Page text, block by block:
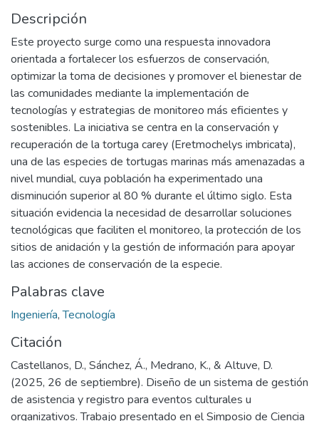
Descripción
Este proyecto surge como una respuesta innovadora
orientada a fortalecer los esfuerzos de conservación,
optimizar la toma de decisiones y promover el bienestar de
las comunidades mediante la implementación de
tecnologías y estrategias de monitoreo más eficientes y
sostenibles. La iniciativa se centra en la conservación y
recuperación de la tortuga carey (Eretmochelys imbricata),
una de las especies de tortugas marinas más amenazadas a
nivel mundial, cuya población ha experimentado una
disminución superior al 80 % durante el último siglo. Esta
situación evidencia la necesidad de desarrollar soluciones
tecnológicas que faciliten el monitoreo, la protección de los
sitios de anidación y la gestión de información para apoyar
las acciones de conservación de la especie.
Palabras clave
Ingeniería,Tecnología
Citación
Castellanos, D., Sánchez, Á., Medrano, K., & Altuve, D.
(2025, 26 de septiembre). Diseño de un sistema de gestión
de asistencia y registro para eventos culturales u
organizativos. Trabajo presentado en el Simposio de Ciencia